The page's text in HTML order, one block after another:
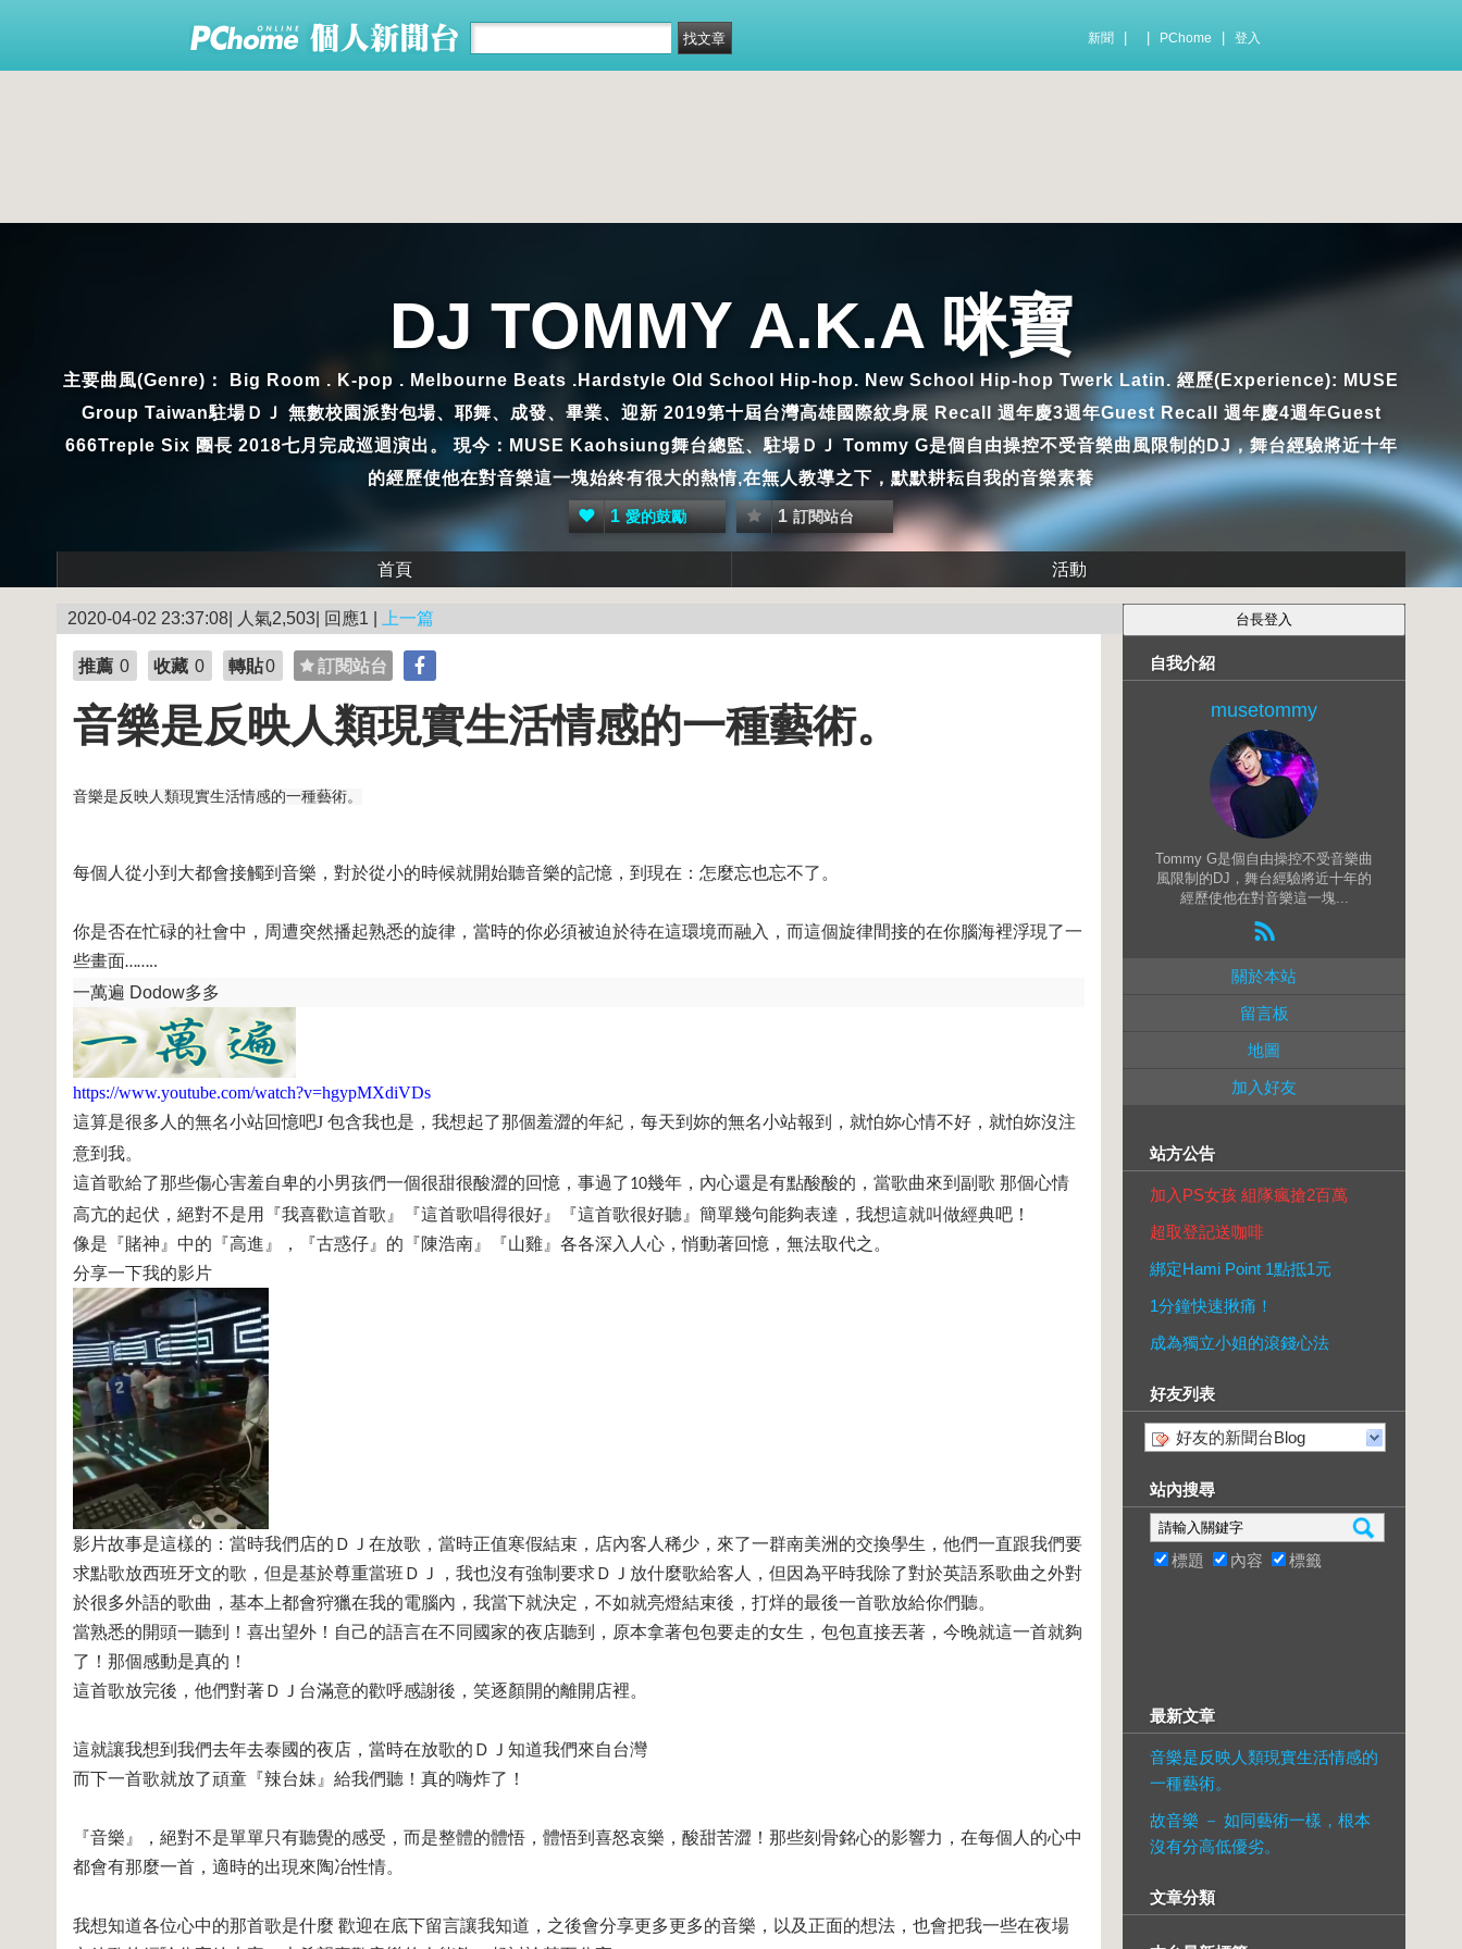
新聞 PChome 登入
DJ TOMMY A.K.A 咪寶
主要曲風(Genre)： Big Room . K-pop . Melbourne Beats .Hardstyle Old School Hip-hop. New School Hip-hop Twerk Latin. 經歷(Experience): MUSE
Group Taiwan駐場ＤＪ 無數校園派對包場、耶舞、成發、畢業、迎新 2019第十屆台灣高雄國際紋身展 Recall 週年慶3週年Guest Recall 週年慶4週年Guest
666Treple Six 團長 2018七月完成巡迴演出。 現今：MUSE Kaohsiung舞台總監、駐場ＤＪ Tommy G是個自由操控不受音樂曲風限制的DJ，舞台經驗將近十年
的經歷使他在對音樂這一塊始終有很大的熱情,在無人教導之下，默默耕耘自我的音樂素養
1 愛的鼓勵 1 訂閱站台
首頁 活動
2020-04-02 23:37:08| 人氣2,503| 回應1 | 上一篇
推薦 0 收藏 0 轉貼0 訂閱站台
音樂是反映人類現實生活情感的一種藝術。
音樂是反映人類現實生活情感的一種藝術。
每個人從小到大都會接觸到音樂，對於從小的時候就開始聽音樂的記憶，到現在：怎麼忘也忘不了。
你是否在忙碌的社會中，周遭突然播起熟悉的旋律，當時的你必須被迫於待在這環境而融入，而這個旋律間接的在你腦海裡浮現了一
些畫面……..
一萬遍 Dodow多多
https://www.youtube.com/watch?v=hgypMXdiVDs
這算是很多人的無名小站回憶吧J 包含我也是，我想起了那個羞澀的年紀，每天到妳的無名小站報到，就怕妳心情不好，就怕妳沒注
意到我。
這首歌給了那些傷心害羞自卑的小男孩們一個很甜很酸澀的回憶，事過了10幾年，內心還是有點酸酸的，當歌曲來到副歌 那個心情
高亢的起伏，絕對不是用『我喜歡這首歌』『這首歌唱得很好』『這首歌很好聽』簡單幾句能夠表達，我想這就叫做經典吧！
像是『賭神』中的『高進』，『古惑仔』的『陳浩南』『山雞』各各深入人心，悄動著回憶，無法取代之。
分享一下我的影片
影片故事是這樣的：當時我們店的ＤＪ在放歌，當時正值寒假結束，店內客人稀少，來了一群南美洲的交換學生，他們一直跟我們要
求點歌放西班牙文的歌，但是基於尊重當班ＤＪ，我也沒有強制要求ＤＪ放什麼歌給客人，但因為平時我除了對於英語系歌曲之外對
於很多外語的歌曲，基本上都會狩獵在我的電腦內，我當下就決定，不如就亮燈結束後，打烊的最後一首歌放給你們聽。
當熟悉的開頭一聽到！喜出望外！自己的語言在不同國家的夜店聽到，原本拿著包包要走的女生，包包直接丟著，今晚就這一首就夠
了！那個感動是真的！
這首歌放完後，他們對著ＤＪ台滿意的歡呼感謝後，笑逐顏開的離開店裡。
這就讓我想到我們去年去泰國的夜店，當時在放歌的ＤＪ知道我們來自台灣
而下一首歌就放了頑童『辣台妹』給我們聽！真的嗨炸了！
『音樂』，絕對不是單單只有聽覺的感受，而是整體的體悟，體悟到喜怒哀樂，酸甜苦澀！那些刻骨銘心的影響力，在每個人的心中
都會有那麼一首，適時的出現來陶冶性情。
我想知道各位心中的那首歌是什麼 歡迎在底下留言讓我知道，之後會分享更多更多的音樂，以及正面的想法，也會把我一些在夜場
自我介紹
musetommy
Tommy G是個自由操控不受音樂曲
風限制的DJ，舞台經驗將近十年的
經歷使他在對音樂這一塊...
關於本站
留言板
地圖
加入好友
站方公告
加入PS女孩 組隊瘋搶2百萬
超取登記送咖啡
綁定Hami Point 1點抵1元
1分鐘快速揪痛！
成為獨立小姐的滾錢心法
好友列表
好友的新聞台Blog
站內搜尋
標題 內容 標籤
最新文章
音樂是反映人類現實生活情感的
一種藝術。
故音樂 － 如同藝術一樣，根本
沒有分高低優劣。
文章分類